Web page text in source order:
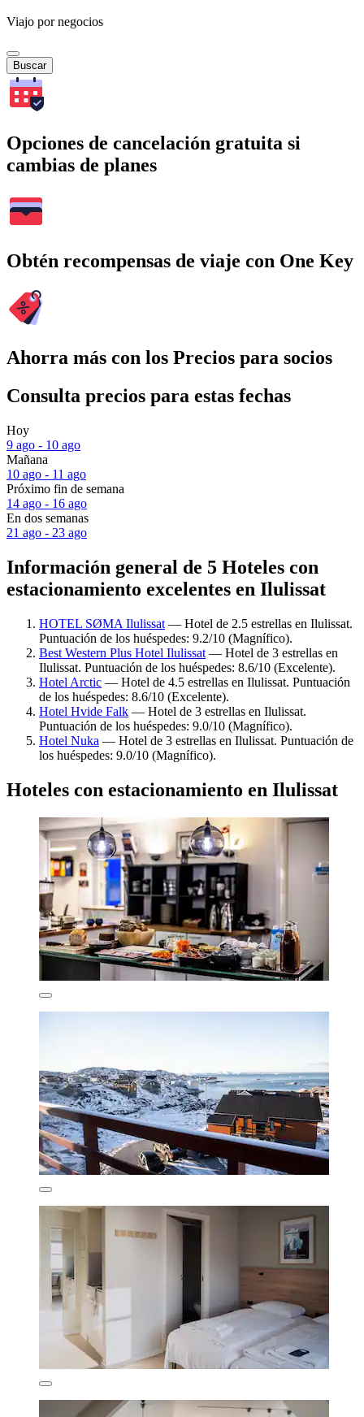
Viajo por negocios
Buscar
Opciones de cancelación gratuita si
cambias de planes
Obtén recompensas de viaje con One Key
Ahorra más con los Precios para socios
Consulta precios para estas fechas
Hoy
9 ago - 10 ago
Mañana
10 ago - 11 ago
Próximo fin de semana
14 ago - 16 ago
En dos semanas
21 ago - 23 ago
Información general de 5 Hoteles con
estacionamiento excelentes en Ilulissat
HOTEL SØMA Ilulissat — Hotel de 2.5 estrellas en Ilulissat.
Puntuación de los huéspedes: 9.2/10 (Magnífico).
Best Western Plus Hotel Ilulissat — Hotel de 3 estrellas en
Ilulissat. Puntuación de los huéspedes: 8.6/10 (Excelente).
Hotel Arctic — Hotel de 4.5 estrellas en Ilulissat. Puntuación
de los huéspedes: 8.6/10 (Excelente).
Hotel Hvide Falk — Hotel de 3 estrellas en Ilulissat.
Puntuación de los huéspedes: 9.0/10 (Magnífico).
Hotel Nuka — Hotel de 3 estrellas en Ilulissat. Puntuación de
los huéspedes: 9.0/10 (Magnífico).
Hoteles con estacionamiento en Ilulissat